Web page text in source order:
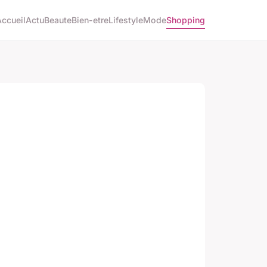
ActuBeauteBien-etreLifestyleModeShopping